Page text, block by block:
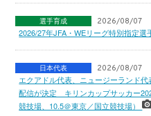
選手育成 2026/08/07
2026/27年JFA・WEリーグ特別指定
日本代表 2026/08/07
エクアドル代表、ニュージーランド
配信が決定 キリンカップサッカー
競技場、10.5＠東京／国立競技場）